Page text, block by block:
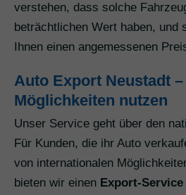
verstehen, dass solche
beträchtlichen Wert haben, und
Ihnen einen angemessenen
Auto Export Neustadt
Möglichkeiten nutzen
Unser Service geht über den
Für Kunden, die ihr Auto
von internationalen
bieten wir einen Export-Service